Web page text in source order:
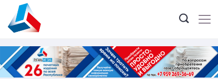
content